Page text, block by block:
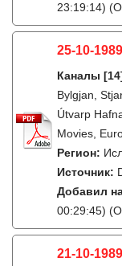
23:19:14)
25-10-1989
Каналы
Bylgjan,
Útvarp
Movies,
Регион:
Источник:
Добавил
00:29:45)
21-10-